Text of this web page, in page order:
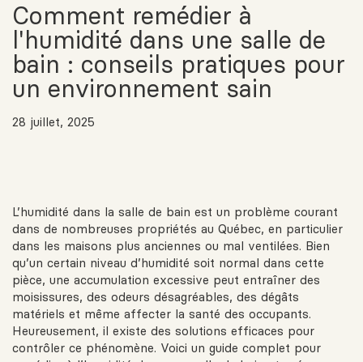
Comment remédier à
l'humidité dans une salle de
bain : conseils pratiques pour
un environnement sain
28 juillet, 2025
L’humidité dans la salle de bain est un problème courant
dans de nombreuses propriétés au Québec, en particulier
dans les maisons plus anciennes ou mal ventilées. Bien
qu’un certain niveau d’humidité soit normal dans cette
pièce, une accumulation excessive peut entraîner des
moisissures, des odeurs désagréables, des dégâts
matériels et même affecter la santé des occupants.
Heureusement, il existe des solutions efficaces pour
contrôler ce phénomène. Voici un guide complet pour